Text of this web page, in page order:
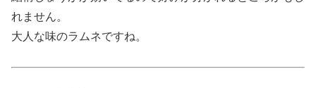
れません。
大人な味のラムネですね。